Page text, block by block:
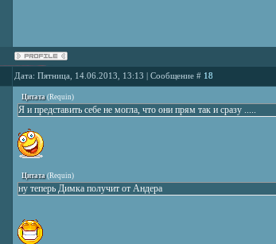
Дата: Пятница, 14.06.2013, 13:13 | Сообщение # 18
Цитата(Requin)
Я и представить себе не могла, что они прям так и сразу .....
Цитата(Requin)
ну теперь Димка получит от Андера